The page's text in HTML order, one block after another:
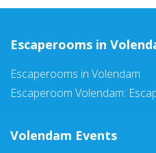
Escaperooms in
Escaperooms in Volendam
Escaperoom Volendam:
Volendam Events